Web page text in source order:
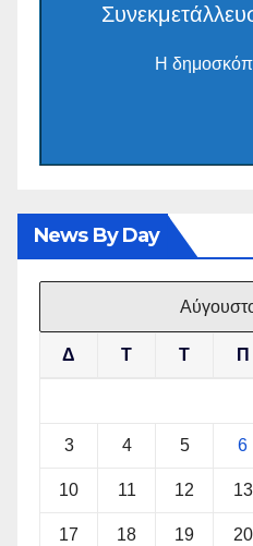
Η
News By Day
Δ Τ Τ Π
3 4 5 6
10 11 12 13
17 18 19 20